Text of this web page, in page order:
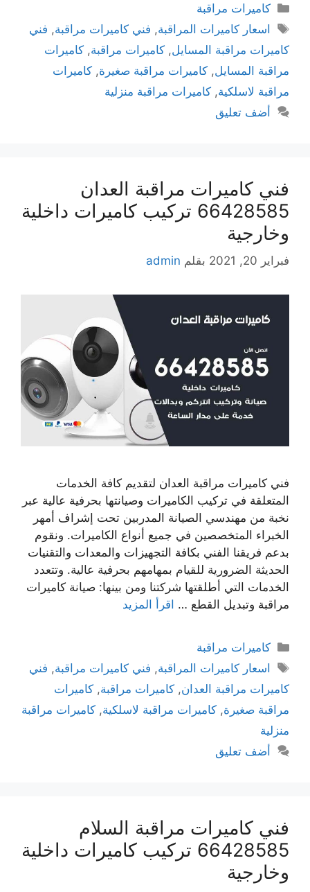
كاميرات مراقبة
اسعار كاميرات المراقبة, فني كاميرات مراقبة, فني
كاميرات مراقبة المسايل, كاميرات مراقبة, كاميرات
مراقبة المسايل, كاميرات مراقبة صغيرة, كاميرات
مراقبة لاسلكية, كاميرات مراقبة منزلية
أضف تعليق
فني كاميرات مراقبة العدان
66428585 تركيب كاميرات داخلية
وخارجية
فبراير 20, 2021 بقلم admin
فني كاميرات مراقبة العدان لتقديم كافة الخدمات
المتعلقة في تركيب الكاميرات وصيانتها بحرفية عالية عبر
نخبة من مهندسي الصيانة المدربين تحت إشراف أمهر
الخبراء المتخصصين في جميع أنواع الكاميرات. ونقوم
بدعم فريقنا الفني بكافة التجهيزات والمعدات والتقنيات
الحديثة الضرورية للقيام بمهامهم بحرفية عالية. وتتعدد
الخدمات التي أطلقتها شركتنا ومن بينها: صيانة كاميرات
مراقبة وتبديل القطع … اقرأ المزيد
كاميرات مراقبة
اسعار كاميرات المراقبة, فني كاميرات مراقبة, فني
كاميرات مراقبة العدان, كاميرات مراقبة, كاميرات
مراقبة صغيرة, كاميرات مراقبة لاسلكية, كاميرات مراقبة
منزلية
أضف تعليق
فني كاميرات مراقبة السلام
66428585 تركيب كاميرات داخلية
وخارجية